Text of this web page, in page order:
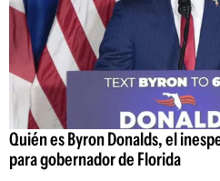
Quién es Byron Donalds, el
para gobernador de Florida